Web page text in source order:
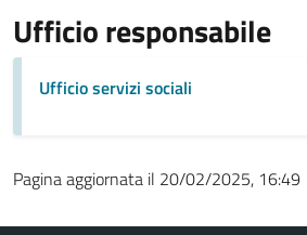
Ufficio responsabile
Ufficio servizi sociali
Pagina aggiornata il 20/02/2025, 16:49